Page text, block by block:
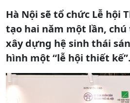
Hà Nội sẽ tổ chức Lễ hội
tạo hai năm một lần, chú
xây dựng hệ sinh thái
hình một “lễ hội thiết kế”.